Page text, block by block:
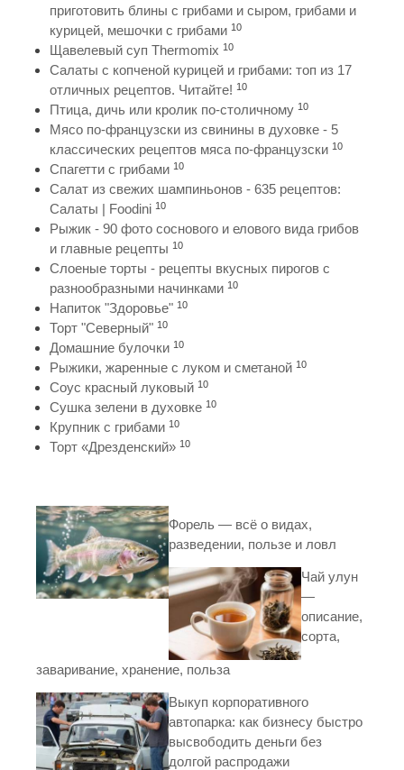
приготовить блины с грибами и сыром, грибами и
курицей, мешочки с грибами 10
Щавелевый суп Thermomix 10
Салаты с копченой курицей и грибами: топ из 17
отличных рецептов. Читайте! 10
Птица, дичь или кролик по-столичному 10
Мясо по-французски из свинины в духовке - 5
классических рецептов мяса по-французски 10
Спагетти с грибами 10
Салат из свежих шампиньонов - 635 рецептов:
Салаты | Foodini 10
Рыжик - 90 фото соснового и елового вида грибов
и главные рецепты 10
Слоеные торты - рецепты вкусных пирогов с
разнообразными начинками 10
Напиток "Здоровье" 10
Торт "Северный" 10
Домашние булочки 10
Рыжики, жаренные с луком и сметаной 10
Соус красный луковый 10
Сушка зелени в духовке 10
Крупник с грибами 10
Торт «Дрезденский» 10
Форель — всё о видах,
разведении, пользе и ловл
Чай улун
—
описание,
сорта,
заваривание, хранение, польза
Выкуп корпоративного
автопарка: как бизнесу быстро
высвободить деньги без
долгой распродажи